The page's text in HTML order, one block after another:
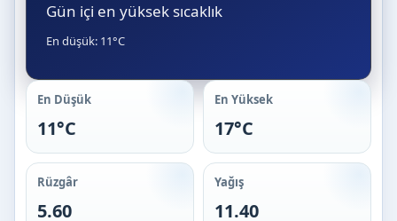
Gün içi en yüksek sıcaklık
En düşük: 11°C
En Düşük
11°C
En Yüksek
17°C
Rüzgâr
5.60
Yağış
11.40